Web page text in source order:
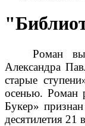
Роман
Александра
старые
осенью. Роман
Букер»
десятилетия 21